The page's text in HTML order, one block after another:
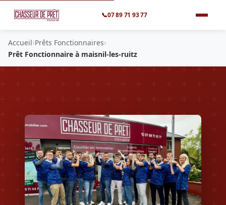
📞07 89 71 93 77
Accueil›Prêts Fonctionnaires›
Prêt Fonctionnaire à maisnil-les-ruitz